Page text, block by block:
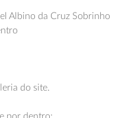
Albino da Cruz Sobrinho
do site.